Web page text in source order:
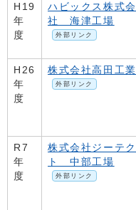
H19
年
度
ハビックス株式会
社 海津工場
外部リンク
H26
年
度
株式会社高田工業
外部リンク
R7
年
度
株式会社ジーテク
ト 中部工場
外部リンク